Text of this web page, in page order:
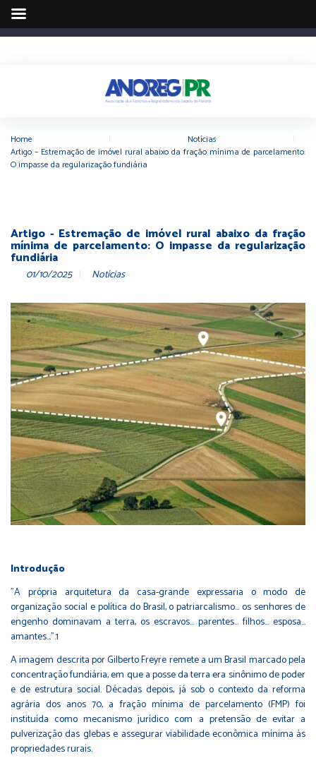
Home Notícias
Artigo – Estremação de imóvel rural abaixo da fração mínima de parcelamento:
O impasse da regularização fundiária
Artigo - Estremação de imóvel rural abaixo da fração
mínima de parcelamento: O impasse da regularização
fundiária
01/10/2025 Notícias
Introdução
"A própria arquitetura da casa-grande expressaria o modo de
organização social e política do Brasil, o patriarcalismo... os senhores de
engenho dominavam a terra, os escravos... parentes... filhos... esposa...
amantes...".1
A imagem descrita por Gilberto Freyre remete a um Brasil marcado pela
concentração fundiária, em que a posse da terra era sinônimo de poder
e de estrutura social. Décadas depois, já sob o contexto da reforma
agrária dos anos 70, a fração mínima de parcelamento (FMP) foi
instituída como mecanismo jurídico com a pretensão de evitar a
pulverização das glebas e assegurar viabilidade econômica mínima às
propriedades rurais.